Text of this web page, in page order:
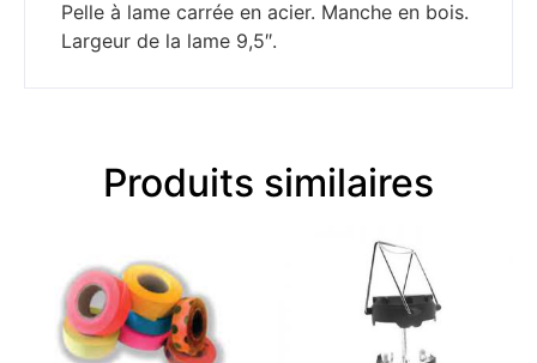
Pelle à lame carrée en acier. Manche en bois.
Largeur de la lame 9,5″.
Produits similaires